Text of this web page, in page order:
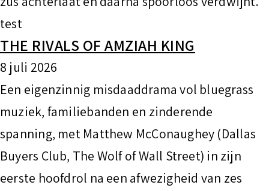
test
THE RIVALS OF AMZIAH KING
8 juli 2026
Een eigenzinnig misdaaddrama vol bluegrass
muziek, familiebanden en zinderende
spanning, met Matthew McConaughey (Dallas
Buyers Club, The Wolf of Wall Street) in zijn
eerste hoofdrol na een afwezigheid van zes